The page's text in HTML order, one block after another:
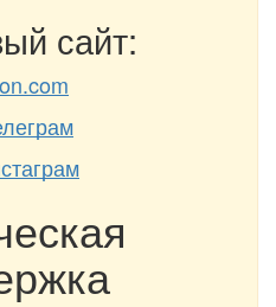
сайт: